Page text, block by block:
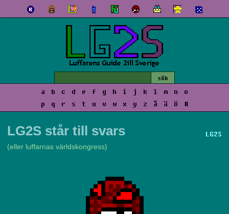
a b c d e f g h i j k l m n
o
p
q r s t u v w x y z å ä ö #
LG2S
LG2S står till svars
(eller luffarnas världskongress)